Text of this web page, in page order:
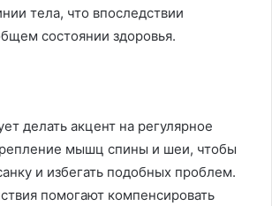
тела, что впоследствии
состоянии здоровья.
делать акцент на регулярное
мышц спины и шеи, чтобы
и избегать подобных проблем.
помогают компенсировать